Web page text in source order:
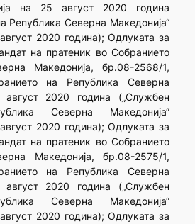
на 25 август 2020 година
Република Северна Македонија“
2020 година); Одлуката за
на пратеник во Собранието
Македонија, бр.08-2568/1,
на Република Северна
2020 година („Службен
Северна Македонија“
2020 година); Одлуката за
на пратеник во Собранието
Македонија, бр.08-2575/1,
на Република Северна
2020 година („Службен
Северна Македонија“
2020 година); Одлуката за